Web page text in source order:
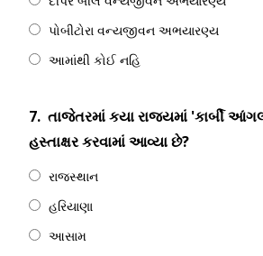
પોબીટોરા વન્યજીવન અભયારણ્ય
આમાંથી કોઈ નહિ
7. તાજેતરમાં કયા રાજ્યમાં 'કાર્બી
હસ્તાક્ષર કરવામાં આવ્યા છે?
રાજસ્થાન
હરિયાણા
આસામ